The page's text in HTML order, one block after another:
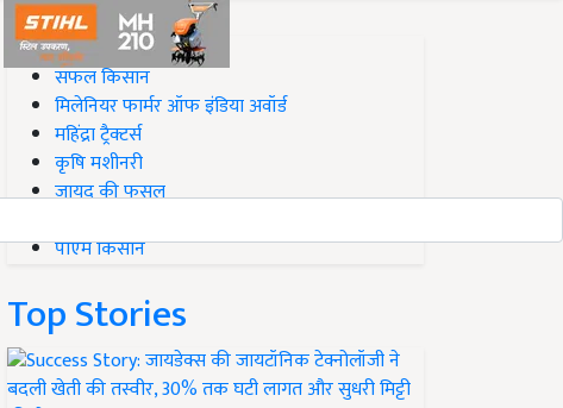
#Top on Krishi Jagran
सफल किसान
मिलेनियर फार्मर ऑफ इंडिया अवॉर्ड
महिंद्रा ट्रैक्टर्स
कृषि मशीनरी
जायद की फसल
पीएम किसान
Top Stories